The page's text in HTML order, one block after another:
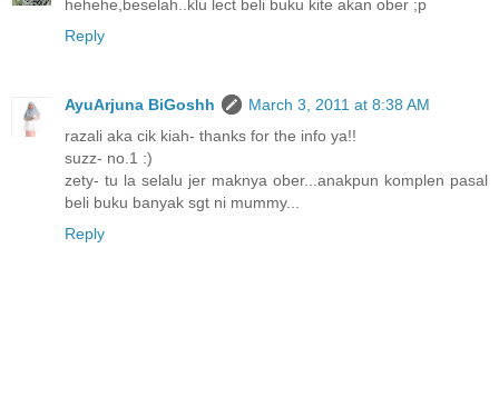
hehehe,beselah..klu lect beli buku kite akan ober ;p
Reply
AyuArjuna BiGoshh
March 3, 2011 at 8:38 AM
razali aka cik kiah- thanks for the info ya!!
suzz- no.1 :)
zety- tu la selalu jer maknya ober...anakpun komplen pasal
beli buku banyak sgt ni mummy...
Reply